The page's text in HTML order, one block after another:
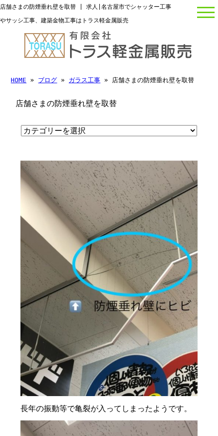
店舗さまの防煙垂れ壁を取替 | 求人|名古屋市でシャッター工事
やサッシ工事、建築金物工事はトラス軽金属販売
HOME » ブログ » ガラス工事 » 店舗さまの防煙垂れ壁を取替
店舗さまの防煙垂れ壁を取替
長年の振動等で亀裂が入ってしまったようです。